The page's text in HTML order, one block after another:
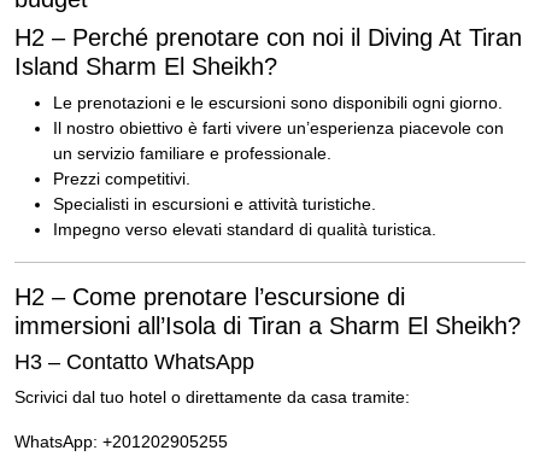
H2 – Perché prenotare con noi il Diving At Tiran
Island Sharm El Sheikh?
Le prenotazioni e le escursioni sono disponibili ogni giorno.
Il nostro obiettivo è farti vivere un’esperienza piacevole con
un servizio familiare e professionale.
Prezzi competitivi.
Specialisti in escursioni e attività turistiche.
Impegno verso elevati standard di qualità turistica.
H2 – Come prenotare l’escursione di
immersioni all’Isola di Tiran a Sharm El Sheikh?
H3 – Contatto WhatsApp
Scrivici dal tuo hotel o direttamente da casa tramite:
WhatsApp: +201202905255